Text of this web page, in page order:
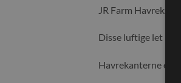
JR Farm
Disse luftige let
Havrekanterne er